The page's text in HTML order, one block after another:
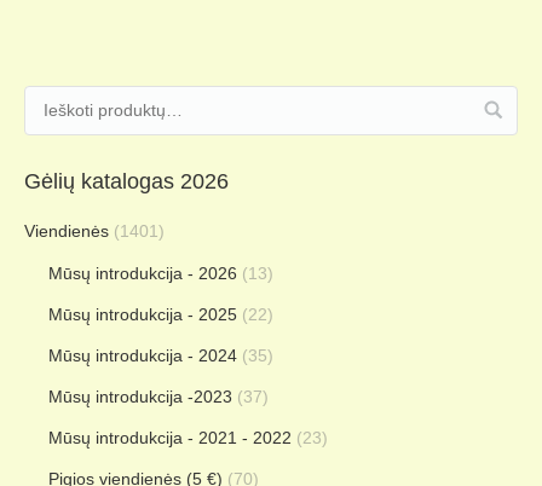
Gėlių katalogas 2026
Viendienės (1401)
Mūsų introdukcija - 2026 (13)
Mūsų introdukcija - 2025 (22)
Mūsų introdukcija - 2024 (35)
Mūsų introdukcija -2023 (37)
Mūsų introdukcija - 2021 - 2022 (23)
Pigios viendienės (5 €) (70)